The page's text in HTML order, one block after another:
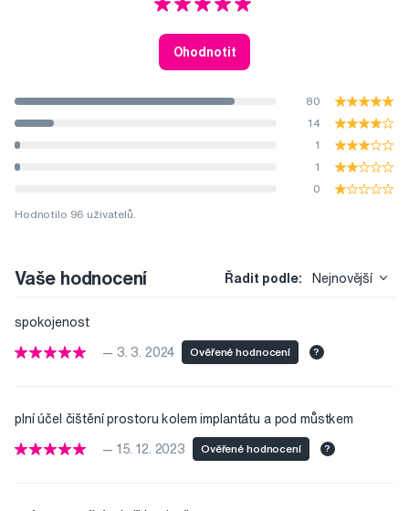
Ohodnotit
80
14
1
1
0
Hodnotilo 96 uživatelů.
Vaše hodnocení Řadit podle: Nejnovější
spokojenost
— 3. 3. 2024 Ověřené hodnocení ?
plní účel čištění prostoru kolem implantátu a pod můstkem
— 15. 12. 2023 Ověřené hodnocení ?